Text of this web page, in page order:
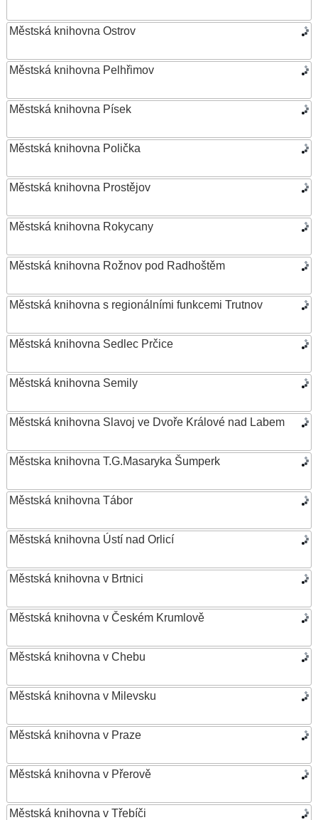
Městská knihovna Ostrov
Městská knihovna Pelhřimov
Městská knihovna Písek
Městská knihovna Polička
Městská knihovna Prostějov
Městská knihovna Rokycany
Městská knihovna Rožnov pod Radhoštěm
Městská knihovna s regionálními funkcemi Trutnov
Městská knihovna Sedlec Prčice
Městská knihovna Semily
Městská knihovna Slavoj ve Dvoře Králové nad Labem
Městska knihovna T.G.Masaryka Šumperk
Městská knihovna Tábor
Městská knihovna Ústí nad Orlicí
Městská knihovna v Brtnici
Městská knihovna v Českém Krumlově
Městská knihovna v Chebu
Městská knihovna v Milevsku
Městská knihovna v Praze
Městská knihovna v Přerově
Městská knihovna v Třebíči